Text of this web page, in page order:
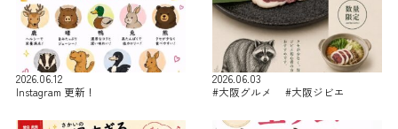
2026.06.12
Instagram 更新！
2026.06.03
#大阪グルメ #大阪ジビエ